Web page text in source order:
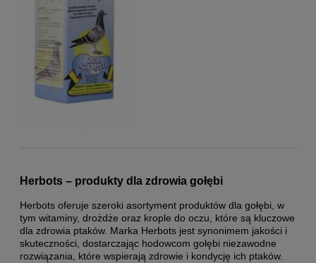
Herbots – produkty dla zdrowia gołębi
Herbots oferuje szeroki asortyment produktów dla gołębi, w
tym witaminy, drożdże oraz krople do oczu, które są kluczowe
dla zdrowia ptaków. Marka Herbots jest synonimem jakości i
skuteczności, dostarczając hodowcom gołębi niezawodne
rozwiązania, które wspierają zdrowie i kondycję ich ptaków.